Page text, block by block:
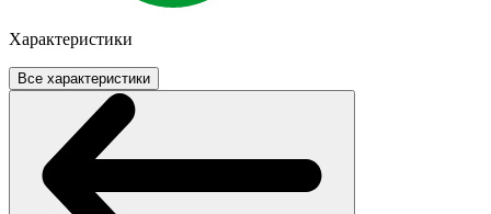
Характеристики
Все характеристики